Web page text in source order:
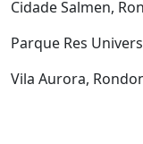
Cidade Salmen,
Parque Res
Vila Aurora,